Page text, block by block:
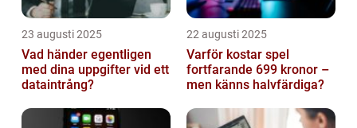
23 augusti 2025
Vad händer egentligen
med dina uppgifter vid ett
dataintrång?
22 augusti 2025
Varför kostar spel
fortfarande 699 kronor –
men känns halvfärdiga?